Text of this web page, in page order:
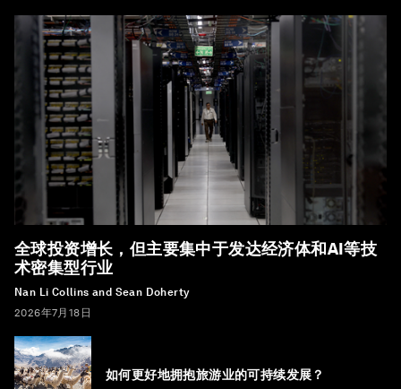
全球投资增长，但主要集中于发达经济体和AI等技
术密集型行业
Nan Li Collins and Sean Doherty
2026年7月18日
如何更好地拥抱旅游业的可持续发展？